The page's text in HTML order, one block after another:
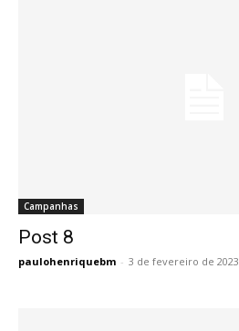
Campanhas
Post 8
paulohenriquebm - 3 de fevereiro de 2023